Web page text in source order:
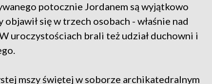
potocznie Jordanem są wyjątkowo
się w trzech osobach - właśnie nad
uroczystościach brali też udział duchowni i
mszy świętej w soborze archikatedralnym